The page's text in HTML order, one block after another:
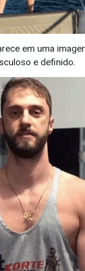
em uma
e definido.